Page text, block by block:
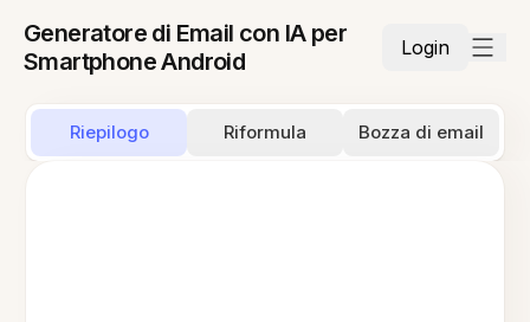
Generatore di Email con IA per
Smartphone Android
Login
Riepilogo Riformula Bozza di email